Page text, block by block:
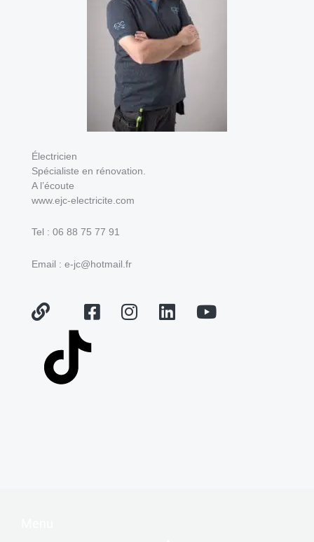
Électricien
Spécialiste en rénovation.
A l’écoute
www.ejc-electricite.com
Tel : 06 88 75 77 91
Email : e-jc@hotmail.fr